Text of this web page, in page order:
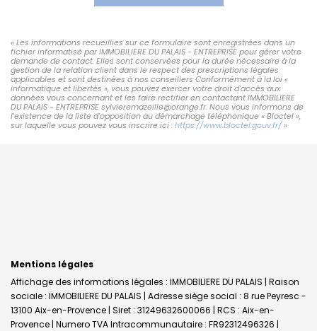
« Les informations recueillies sur ce formulaire sont enregistrées dans un
fichier informatisé par IMMOBILIERE DU PALAIS - ENTREPRISE pour gérer votre
demande de contact. Elles sont conservées pour la durée nécessaire à la
gestion de la relation client dans le respect des prescriptions légales
applicables et sont destinées à nos conseillers Conformément à la loi «
informatique et libertés », vous pouvez exercer votre droit d'accès aux
données vous concernant et les faire rectifier en contactant IMMOBILIERE
DU PALAIS - ENTREPRISE sylvieremazeille@orange.fr. Nous vous informons de
l'existence de la liste d'opposition au démarchage téléphonique « Bloctel »,
sur laquelle vous pouvez vous inscrire ici : https://www.bloctel.gouv.fr/»
Mentions légales
Affichage des informations légales : IMMOBILIERE DU PALAIS | Raison
sociale : IMMOBILIERE DU PALAIS | Adresse siège social : 8 rue Peyresc -
13100 Aix-en-Provence | Siret : 31249632600066 | RCS : Aix-en-
Provence | Numero TVA Intracommunautaire : FR92312496326 |